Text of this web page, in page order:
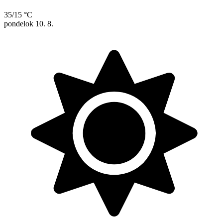
35/15 °C
pondelok 10. 8.